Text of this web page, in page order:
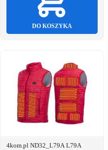
DO KOSZYKA
4kom.pl ND32_L79A L79A